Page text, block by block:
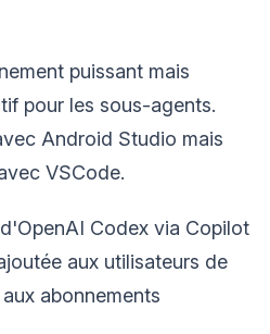
puissant mais
pour les sous-agents.
Android Studio mais
VSCode.
Codex via Copilot
aux utilisateurs de
abonnements